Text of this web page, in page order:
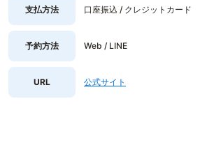
支払方法 口座振込 / クレジットカード
予約方法 Web / LINE
URL 公式サイト